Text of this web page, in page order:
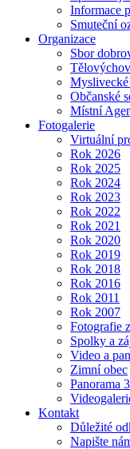
Informace
Smuteční
Organizace
Sbor
Myslivecké
Občanské
Místní
Fotogalerie
Virtuální
Rok 2026
Rok 2025
Rok 2024
Rok 2023
Rok 2022
Rok 2021
Rok 2020
Rok 2019
Rok 2018
Rok 2016
Rok 2011
Rok 2007
Fotografie
Spolky a
Video a
Zimní obec
Panorama
Kontakt
Důležité
Napište